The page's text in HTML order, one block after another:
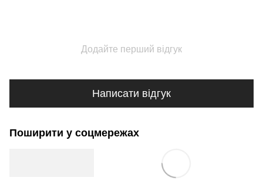
Додайте перший відгук
Написати відгук
Поширити у соцмережах